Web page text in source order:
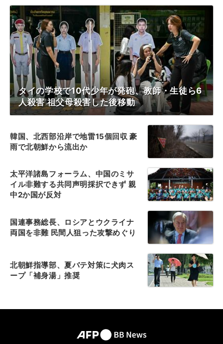
タイの学校で10代少年が発砲、教師・生徒ら6
人殺害 祖父母殺害した後移動
韓国、北西部沿岸で地雷15個回収 豪
雨で北朝鮮から流出か
太平洋諸島フォーラム、中国のミサ
イル非難する共同声明採択できず 親
中2か国が反対
国連事務総長、ロシアとウクライナ
両国を非難 民間人狙った攻撃めぐり
北朝鮮指導部、夏バテ対策に犬肉ス
ープ「補身湯」推奨